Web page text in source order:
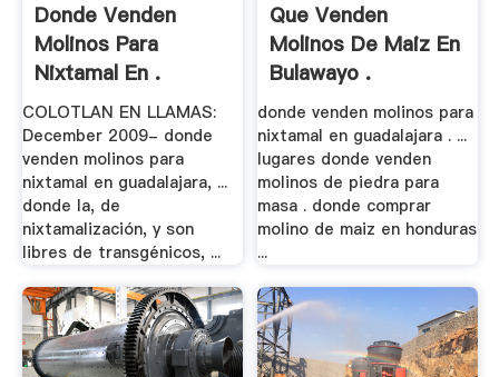
Donde Venden
Molinos Para
Nixtamal En .
COLOTLAN EN LLAMAS:
December 2009- donde
venden molinos para
nixtamal en guadalajara, ...
donde la, de
nixtamalización, y son
libres de transgénicos, ...
Que Venden
Molinos De Maiz En
Bulawayo .
donde venden molinos para
nixtamal en guadalajara . ...
lugares donde venden
molinos de piedra para
masa . donde comprar
molino de maiz en honduras
...